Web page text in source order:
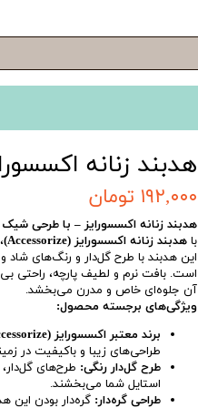
هدبند زنانه
۱۹۲,۰۰۰ تومان
هدبند زنانه اکسسورایز – با طرحی
با هدبند زنانه اکسسورایز (Accessorize)
این هدبند با طرح گل‌دار و رنگ‌های شاد
است. بافت نرم و لطیف پارچه، راحتی
آن جلوه‌ای خاص و مدرن می‌بخشد.
ویژگی‌های برجسته محصول:
برند معتبر اکسسورایز (Accessorize):
طراحی‌های زیبا و باکیفیت در
طرح گل‌دار رنگی: طرح‌های
استایل شما می‌بخشند.
طراحی گره‌دار: گره‌دار بودن این